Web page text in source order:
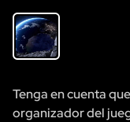
Tenga en cuenta
organizador del